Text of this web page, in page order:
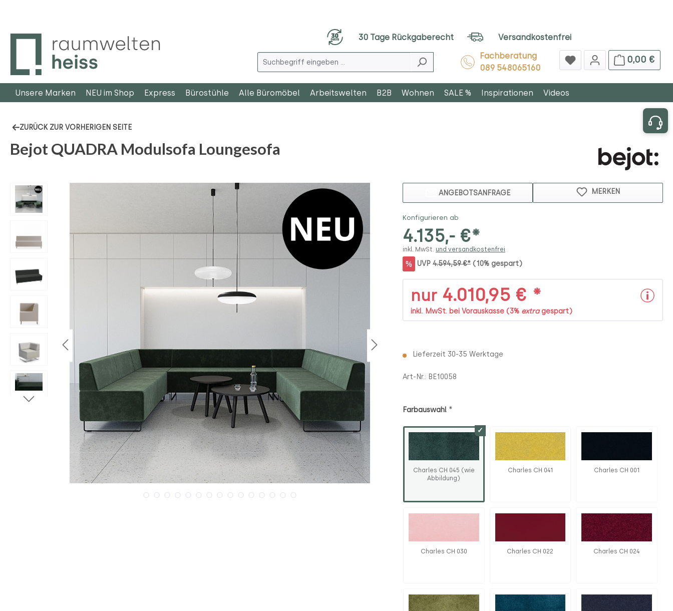
30 Tage Rückgaberecht
Versandkostenfrei
Fachberatung
089 548065160
0,00 €
Unsere Marken NEU im Shop Express Bürostühle Alle Büromöbel Arbeitswelten B2B Wohnen SALE % Inspirationen Videos
ZURÜCK ZUR VORHERIGEN SEITE
Bejot QUADRA Modulsofa Loungesofa
Bildergalerie überspringen
ANGEBOTSANFRAGE MERKEN
Konfigurieren ab
4.135,- €*
inkl. MwSt. und versandkostenfrei
% UVP 4.594,59 €* (10% gespart)
nur 4.010,95 € *
inkl. MwSt. bei Vorauskasse (3% extragespart)
Lieferzeit 30-35 Werktage
Art-Nr.: BE10058
Farbauswahl *
Charles CH 045 (wie
Abbildung)
Charles CH 041 Charles CH 001
Charles CH 030 Charles CH 022 Charles CH 024